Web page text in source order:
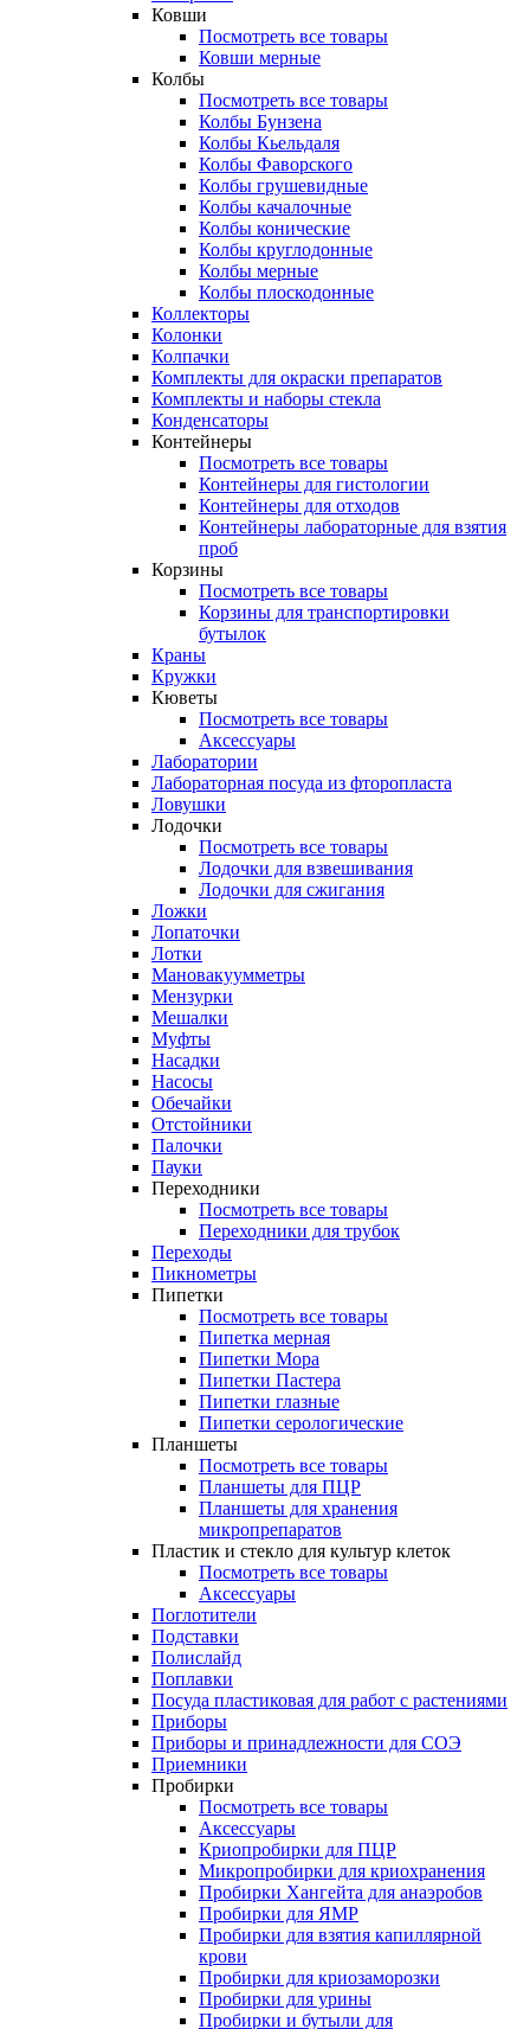
Ковши
Посмотреть все товары
Ковши мерные
Колбы
Посмотреть все товары
Колбы Бунзена
Колбы Кьельдаля
Колбы Фаворского
Колбы грушевидные
Колбы качалочные
Колбы конические
Колбы круглодонные
Колбы мерные
Колбы плоскодонные
Коллекторы
Колонки
Колпачки
Комплекты для окраски препаратов
Комплекты и наборы стекла
Конденсаторы
Контейнеры
Посмотреть все товары
Контейнеры для гистологии
Контейнеры для отходов
Контейнеры лабораторные для взятия
проб
Корзины
Посмотреть все товары
Корзины для транспортировки
бутылок
Краны
Кружки
Кюветы
Посмотреть все товары
Аксессуары
Лаборатории
Лабораторная посуда из фторопласта
Ловушки
Лодочки
Посмотреть все товары
Лодочки для взвешивания
Лодочки для сжигания
Ложки
Лопаточки
Лотки
Мановакуумметры
Мензурки
Мешалки
Муфты
Насадки
Насосы
Обечайки
Отстойники
Палочки
Пауки
Переходники
Посмотреть все товары
Переходники для трубок
Переходы
Пикнометры
Пипетки
Посмотреть все товары
Пипетка мерная
Пипетки Мора
Пипетки Пастера
Пипетки глазные
Пипетки серологические
Планшеты
Посмотреть все товары
Планшеты для ПЦР
Планшеты для хранения
микропрепаратов
Пластик и стекло для культур клеток
Посмотреть все товары
Аксессуары
Поглотители
Подставки
Полислайд
Поплавки
Посуда пластиковая для работ с растениями
Приборы
Приборы и принадлежности для СОЭ
Приемники
Пробирки
Посмотреть все товары
Аксессуары
Криопробирки для ПЦР
Микропробирки для криохранения
Пробирки Хангейта для анаэробов
Пробирки для ЯМР
Пробирки для взятия капиллярной
крови
Пробирки для криозаморозки
Пробирки для урины
Пробирки и бутыли для